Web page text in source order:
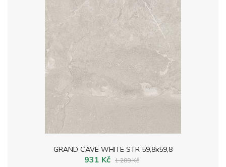
GRAND CAVE WHITE STR 59,8x59,8
931 Kč 1 289 Kč